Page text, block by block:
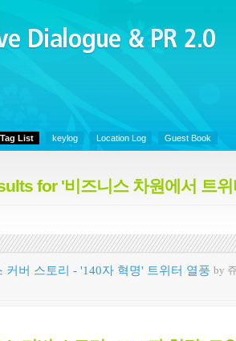
Dialogue &
Tag List keylog Location Log Guest Book
for '비즈니스 차원에서 트
커버 스토리 - '140자 혁명' 트위터 열풍 by